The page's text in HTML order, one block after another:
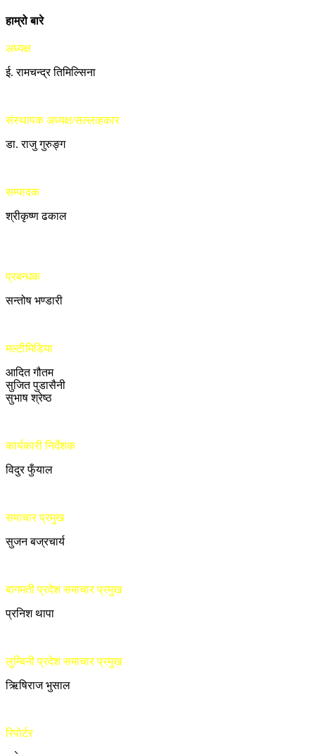
हाम्रो बारे
अध्यक्ष
ई. रामचन्द्र तिमिल्सिना
संस्थापक अध्यक्ष/सल्लाहकार
डा. राजु गुरुङ्ग
सम्पादक
श्रीकृष्ण ढकाल
प्रबन्धक
सन्तोष भण्डारी
मल्टीमिडिया
आदित गौतम
सुजित पुडासैनी
सुभाष श्रेष्ठ
कार्यकारी निर्देशक
विदुर फुँयाल
समाचार प्रमुख
सुजन बज्रचार्य
बागमती प्रदेश समाचार प्रमुख
प्रनिश थापा
लुम्बिनी प्रदेश समाचार प्रमुख
ऋिषिराज भुसाल
रिपोर्टर